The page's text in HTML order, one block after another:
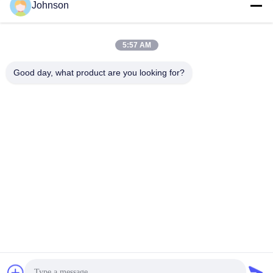
+86-400-0939019
Johnson
5:57 AM
Good day, what product are you looking for?